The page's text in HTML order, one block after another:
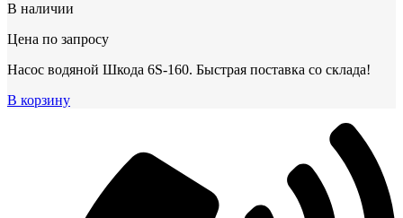
В наличии
Цена по запросу
Насос водяной Шкода 6S-160. Быстрая поставка со склада!
В корзину